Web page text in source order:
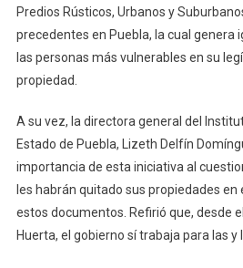
Predios Rústicos, Urbanos y
precedentes en Puebla, la cual genera
las personas más vulnerables en su
propiedad.
A su vez, la directora general del
Estado de Puebla, Lizeth Delfín
importancia de esta iniciativa al
les habrán quitado sus propiedades
estos documentos. Refirió que, desde
Huerta, el gobierno sí trabaja para las y